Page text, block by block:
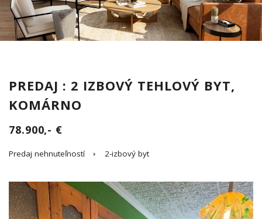
PREDAJ : 2 IZBOVÝ TEHLOVÝ BYT,
KOMÁRNO
78.900,- €
Predaj nehnuteľností 2-izbový byt